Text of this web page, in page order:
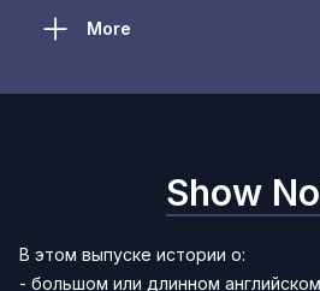
More
Show
В этом выпуске истории о:
- большом или длинном